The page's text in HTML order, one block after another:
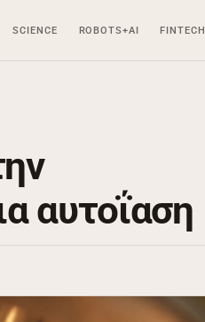
SCIENCE ROBOTS+AI FINTECH
αυτοΐαση